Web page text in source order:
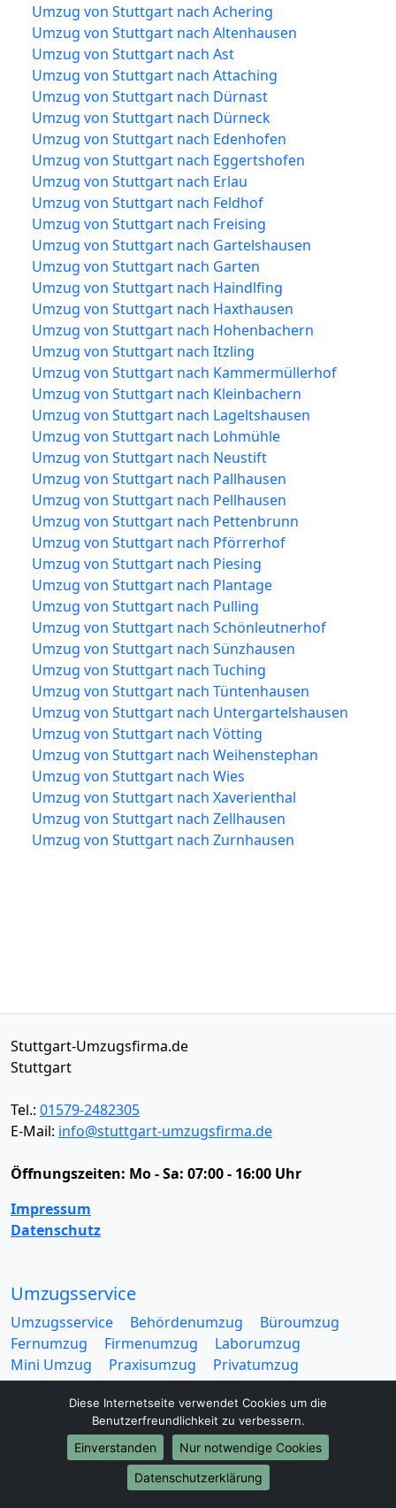
Umzug von Stuttgart nach Achering
Umzug von Stuttgart nach Altenhausen
Umzug von Stuttgart nach Ast
Umzug von Stuttgart nach Attaching
Umzug von Stuttgart nach Dürnast
Umzug von Stuttgart nach Dürneck
Umzug von Stuttgart nach Edenhofen
Umzug von Stuttgart nach Eggertshofen
Umzug von Stuttgart nach Erlau
Umzug von Stuttgart nach Feldhof
Umzug von Stuttgart nach Freising
Umzug von Stuttgart nach Gartelshausen
Umzug von Stuttgart nach Garten
Umzug von Stuttgart nach Haindlfing
Umzug von Stuttgart nach Haxthausen
Umzug von Stuttgart nach Hohenbachern
Umzug von Stuttgart nach Itzling
Umzug von Stuttgart nach Kammermüllerhof
Umzug von Stuttgart nach Kleinbachern
Umzug von Stuttgart nach Lageltshausen
Umzug von Stuttgart nach Lohmühle
Umzug von Stuttgart nach Neustift
Umzug von Stuttgart nach Pallhausen
Umzug von Stuttgart nach Pellhausen
Umzug von Stuttgart nach Pettenbrunn
Umzug von Stuttgart nach Pförrerhof
Umzug von Stuttgart nach Piesing
Umzug von Stuttgart nach Plantage
Umzug von Stuttgart nach Pulling
Umzug von Stuttgart nach Schönleutnerhof
Umzug von Stuttgart nach Sünzhausen
Umzug von Stuttgart nach Tuching
Umzug von Stuttgart nach Tüntenhausen
Umzug von Stuttgart nach Untergartelshausen
Umzug von Stuttgart nach Vötting
Umzug von Stuttgart nach Weihenstephan
Umzug von Stuttgart nach Wies
Umzug von Stuttgart nach Xaverienthal
Umzug von Stuttgart nach Zellhausen
Umzug von Stuttgart nach Zurnhausen
Stuttgart-Umzugsfirma.de
Stuttgart
Tel.: 01579-2482305
E-Mail: info@stuttgart-umzugsfirma.de
Öffnungszeiten: Mo - Sa: 07:00 - 16:00 Uhr
Impressum
Datenschutz
Umzugsservice
Umzugsservice Behördenumzug
Büroumzug
Fernumzug
Firmenumzug
Laborumzug
Mini Umzug
Praxisumzug
Privatumzug
Seniorenumzug
Studentenumzug
Beiladung
Entrümpelung
Halteverbotszone
Klaviertransport
Haushaltsauflösung
Möbeltaxi
Möbelmitfahrzentrale
Umzugskartons
Diese Internetseite verwendet Cookies um die
Benutzerfreundlichkeit zu verbessern.
Einverstanden
Nur notwendige Cookies
Datenschutzerklärung